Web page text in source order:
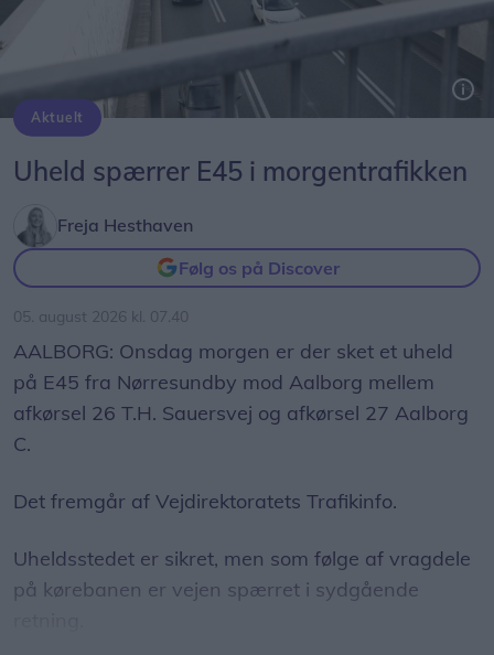
Aktuelt
Uheld spærrer E45 i morgentrafikken
Freja Hesthaven
Følg os på Discover
05. august 2026 kl. 07.40
AALBORG: Onsdag morgen er der sket et uheld
på E45 fra Nørresundby mod Aalborg mellem
afkørsel 26 T.H. Sauersvej og afkørsel 27 Aalborg
C.
Det fremgår af Vejdirektoratets Trafikinfo.
Uheldsstedet er sikret, men som følge af vragdele
på kørebanen er vejen spærret i sydgående